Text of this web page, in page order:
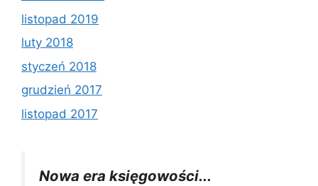
listopad 2019
luty 2018
styczeń 2018
grudzień 2017
listopad 2017
Nowa era księgowości...